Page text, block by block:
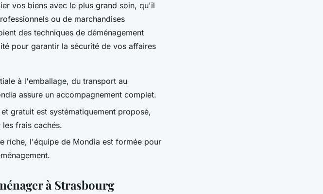
vos biens avec le plus grand soin, qu'il
ou de marchandises
des techniques de déménagement
pour garantir la sécurité de vos affaires
à l'emballage, du transport au
assure un accompagnement complet.
gratuit est systématiquement proposé,
frais cachés.
riche, l'équipe de Mondia est formée pour
à Strasbourg